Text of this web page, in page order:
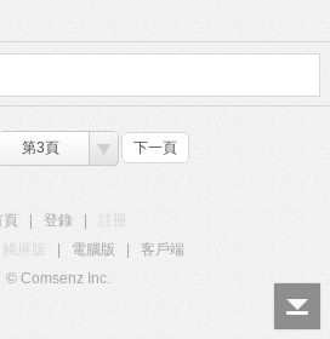
第3頁 下一頁
頁 登錄
觸屏版 電腦版
客戶端
© Comsenz Inc.